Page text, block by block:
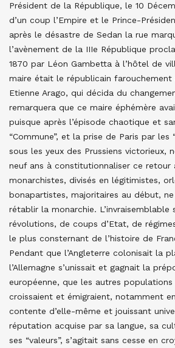
Président de la République, le 10
d’un coup l’Empire et le Prince-
après le désastre de Sedan la rue
l’avènement de la IIIe République
1870 par Léon Gambetta à l’hôtel de
maire était le républicain
Etienne Arago, qui décida du
remarquera que ce maire éphémère
puisque après l’épisode chaotique et
“Commune”, et la prise de Paris par les
sous les yeux des Prussiens victorieux,
neuf ans à constitutionnaliser ce retour
monarchistes, divisés en légitimistes,
bonapartistes, majoritaires au début,
rétablir la monarchie. L’invraisemblable
révolutions, de coups d’Etat, de
le plus consternant de l’histoire de
Pendant que l’Angleterre colonisait la
l’Allemagne s’unissait et gagnait la
européenne, que les autres
croissaient et émigraient, notamment
contente d’elle-même et jouissant
réputation acquise par sa langue, sa
ses “valeurs”, s’agitait sans cesse en